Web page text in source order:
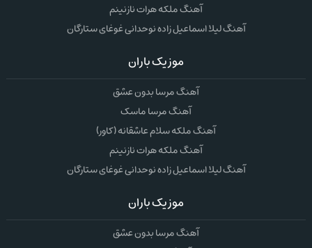
آهنگ ملکه هرات نازنینم
آهنگ لیلا اسماعیل زاده نوحدانی غوغای ستارگان
موزیک باران
آهنگ مرسا بدون عشق
آهنگ مرسا ماسک
آهنگ ملکه سلام عاشقانه (کاور)
آهنگ ملکه هرات نازنینم
آهنگ لیلا اسماعیل زاده نوحدانی غوغای ستارگان
موزیک باران
آهنگ مرسا بدون عشق